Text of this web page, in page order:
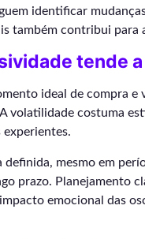
identificar
também contribui
tende
ideal de compra
volatilidade costuma
experientes.
definida, mesmo em
prazo. Planejamento
emocional das